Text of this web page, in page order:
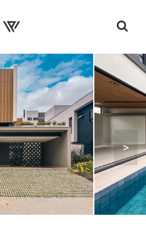
Página inicial
>